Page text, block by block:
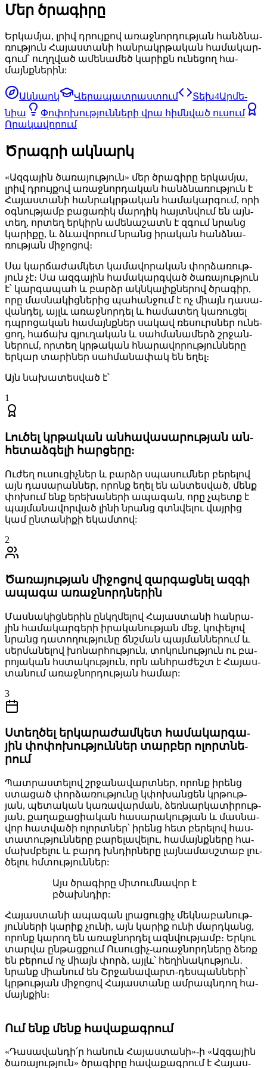
Մեր ծրա­գի­րը
Եր­կամ­յա, լրիվ դրույ­քով ա­ռաջ­նոր­դութ­յան հանձ­նա­
ռութ­յուն Հա­յաս­տա­նի հան­րակր­թա­կան հա­մա­կար­
գում՝ ուղղ­ված ա­մե­նա­մեծ կա­րիքն ու­նե­ցող հա­
մայնք­նե­րին:
Ակ­նարկ Վե­րա­պատ­րաս­տում
Տեխ4Ար­մե­
նիա
Փո­փո­խութ­յուն­նե­րի վրա հիմն­ված ու­սում
Ո­րա­կա­վո­րում
Ծրագ­րի ակ­նարկ
«Ազ­գա­յին ծա­ռա­յութ­յուն» մեր ծրա­գի­րը եր­կամ­յա,
լրիվ դրույ­քով ա­ռաջ­նոր­դա­կան հանձ­նա­ռութ­յուն է
Հա­յաս­տա­նի հան­րակր­թա­կան հա­մա­կար­գում, որի
օգ­նութ­յամբ բա­ցա­ռիկ մար­դիկ հայտն­վում են այն­
տեղ, որ­տեղ եր­կիրն ա­մե­նա­շատն է զգում նրանց
կա­րի­քը, և ձև­ա­վո­րում նրանց ի­րա­կան հանձ­նա­
ռութ­յան մի­ջո­ցով։
Սա կար­ճա­ժամ­կետ կա­մա­վո­րա­կան փոր­ձա­ռութ­
յուն չէ։ Սա ազ­գա­յին հա­մա­կարգ­ված ծա­ռա­յութ­յուն
է՝ կար­գա­պահ և բարձր ակն­կա­լիք­նե­րով ծրա­գիր,
որը մաս­նա­կից­նե­րից պա­հան­ջում է ոչ միայն դա­սա­
վան­դել, այլև ա­ռաջ­նոր­դել և հա­մա­տեղ կա­ռու­ցել
դպրո­ցա­կան հա­մայնք­ներ սա­կավ ռե­սուրս­ներ ու­նե­
ցող, հա­ճախ գյու­ղա­կան և սահ­մա­նա­մերձ շրջան­
նե­րում, որ­տեղ կրթա­կան հնա­րա­վո­րութ­յուն­նե­րը
եր­կար տա­րի­ներ սահ­մա­նա­փակ են ե­ղել։
Այն նա­խա­տես­ված է՝
1
Լու­ծել կրթա­կան ան­հա­վա­սա­րութ­յան ան­
հե­տաձ­գե­լի հար­ցե­րը:
Ու­ժեղ ու­սու­ցիչ­ներ և բարձր սպա­սում­ներ բե­րե­լով
այն դա­սա­րան­ներ, ո­րոնք ե­ղել են ան­տես­ված, մենք
փո­խում ենք ե­րե­խա­նե­րի ա­պա­գան, որը չպետք է
պայ­մա­նա­վոր­ված լի­նի նրանց գտնվե­լու վայ­րից
կամ ըն­տա­նի­քի ե­կամ­տով:
2
Ծա­ռա­յութ­յան մի­ջո­ցով զար­գաց­նել ազ­գի
ա­պա­գա ա­ռաջ­նորդ­նե­րին
Մաս­նա­կից­նե­րին ընկղ­մե­լով Հա­յաս­տա­նի հան­րա­
յին հա­մա­կար­գե­րի ի­րա­կա­նութ­յան մեջ, կո­փե­լով
նրանց դա­տո­ղութ­յու­նը ճնշման պայ­ման­նե­րում և
սեր­մա­նե­լով խո­նար­հութ­յուն, տո­կու­նութ­յուն ու բա­
րո­յա­կան հստա­կութ­յուն, որն անհ­րա­ժեշտ է Հա­յաս­
տա­նում ա­ռաջ­նոր­դութ­յան հա­մար:
3
Ստեղ­ծել եր­կա­րա­ժամ­կետ հա­մա­կար­գա­
յին փո­փո­խութ­յուն­ներ տար­բեր ո­լորտ­նե­
րում
Պատ­րաս­տե­լով շրջա­նա­վարտ­ներ, ո­րոնք ի­րենց
ստա­ցած փոր­ձա­ռութ­յու­նը կփո­խան­ցեն կրթութ­
յան, պե­տա­կան կա­ռա­վար­ման, ձեռ­նար­կա­տի­րութ­
յան, քա­ղա­քա­ցիա­կան հա­սա­րա­կութ­յան և մաս­նա­
վոր հատ­վա­ծի ո­լորտ­ներ՝ ի­րենց հետ բե­րե­լով հաս­
տա­տութ­յուն­նե­րը բա­րե­լա­վե­լու, հա­մայնք­նե­րը հա­
մախմ­բե­լու և բարդ խնդիր­նե­րը լայ­նա­մասշ­տաբ լու­
ծե­լու հմտութ­յուն­ներ:
Այս ծրա­գի­րը մի­տում­նա­վոր է
բծախն­դիր:
Հա­յաս­տա­նի ա­պա­գան լրա­ցու­ցիչ մեկ­նա­բա­նութ­
յուն­նե­րի կա­րիք չու­նի, այն կա­րիք ու­նի մարդ­կանց,
ո­րոնք կա­րող են ա­ռաջ­նոր­դել ազն­վութ­յամբ։ Եր­կու
տար­վա ըն­թաց­քում Ու­սու­ցիչ-ա­ռաջ­նորդ­նե­րը ձեռք
են բե­րում ոչ միայն փորձ, այլև՝ հե­ղի­նա­կութ­յուն․
նրանք միա­նում են Շրջա­նա­վարտ-դես­պան­նե­րի՝
կրթութ­յան մի­ջո­ցով Հա­յաս­տա­նը ամ­րապն­դող հա­
մայն­քին։
Ում ենք մենք հա­վա­քագ­րում
«Դա­սա­վան­դի՛ր հա­նուն Հա­յաս­տա­նի»-ի «Ազ­գա­յին
ծա­ռա­յութ­յուն» ծրա­գի­րը հա­վա­քագ­րում է Հա­յաս­